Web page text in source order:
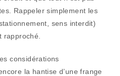
Rappeler simplement les
sens interdit)
rapproché.
considérations
la hantise d’une frange